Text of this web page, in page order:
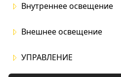
Внутреннее освещение
Внешнее освещение
УПРАВЛЕНИЕ